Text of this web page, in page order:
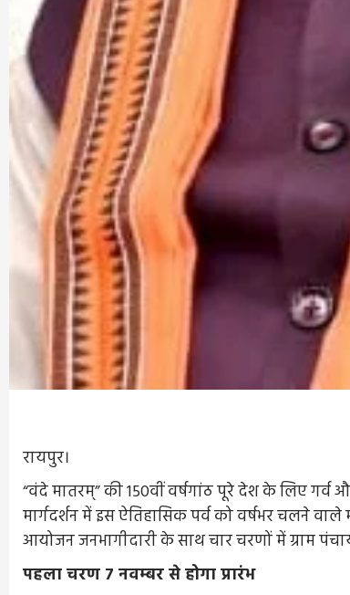
रायपुर।
“वंदे मातरम्” की 150वीं वर्षगांठ पूरे देश के लिए गर्व
मार्गदर्शन में इस ऐतिहासिक पर्व को वर्षभर चलने
आयोजन जनभागीदारी के साथ चार चरणों में ग्राम
पहला चरण 7 नवम्बर से होगा प्रारंभ